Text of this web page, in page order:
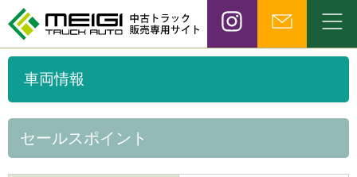
車両情報
セールスポイント